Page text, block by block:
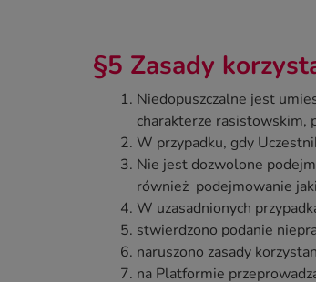
§5 Zasady
Niedopuszczalne jest
charakterze rasistowskim,
W przypadku, gdy
Nie jest dozwolone
również podejmowanie
W uzasadnionych
stwierdzono podanie
naruszono zasady
na Platformie